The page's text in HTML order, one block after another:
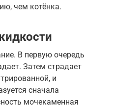
чем котёнка.
В первую очередь
Затем страдает
и
сначала
мочекаменная